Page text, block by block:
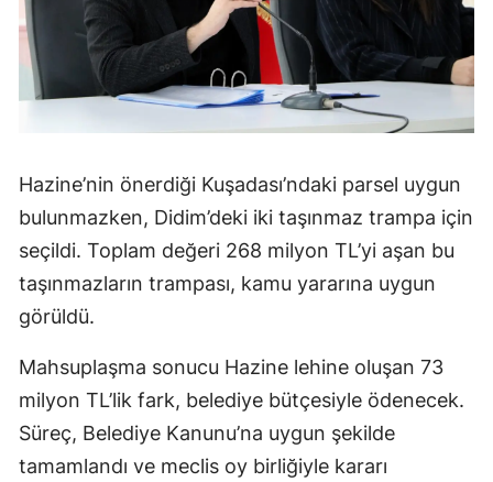
Hazine’nin önerdiği Kuşadası’ndaki parsel uygun
bulunmazken, Didim’deki iki taşınmaz trampa için
seçildi. Toplam değeri 268 milyon TL’yi aşan bu
taşınmazların trampası, kamu yararına uygun
görüldü.
Mahsuplaşma sonucu Hazine lehine oluşan 73
milyon TL’lik fark, belediye bütçesiyle ödenecek.
Süreç, Belediye Kanunu’na uygun şekilde
tamamlandı ve meclis oy birliğiyle kararı